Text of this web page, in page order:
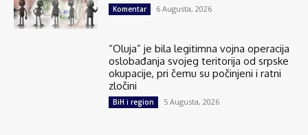
Komentar 6 Augusta, 2026
“Oluja” je bila legitimna vojna operacija
oslobađanja svojeg teritorija od srpske
okupacije, pri čemu su počinjeni i ratni
zločini
BiH i region 5 Augusta, 2026